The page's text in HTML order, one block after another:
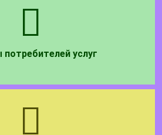
услуг